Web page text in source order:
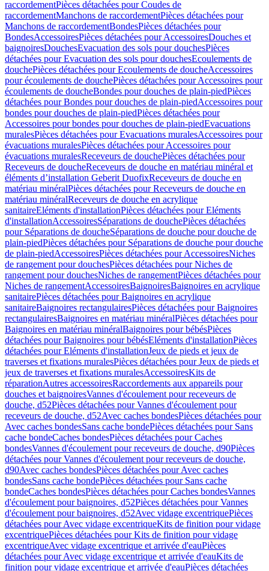
raccordementPièces détachées pour Coudes de
raccordementManchons de raccordementPièces détachées pour
Manchons de raccordementBondesPièces détachées pour
BondesAccessoiresPièces détachées pour AccessoiresDouches et
baignoiresDouchesEvacuation des sols pour douchesPièces
détachées pour Evacuation des sols pour douchesEcoulements de
douchePièces détachées pour Ecoulements de doucheAccessoires
pour écoulements de douchePièces détachées pour Accessoires pour
écoulements de doucheBondes pour douches de plain-piedPièces
détachées pour Bondes pour douches de plain-piedAccessoires pour
bondes pour douches de plain-piedPièces détachées pour
Accessoires pour bondes pour douches de plain-piedEvacuations
muralesPièces détachées pour Evacuations muralesAccessoires pour
évacuations muralesPièces détachées pour Accessoires pour
évacuations muralesReceveurs de douchePièces détachées pour
Receveurs de doucheReceveurs de douche en matériau minéral et
éléments d’installation Geberit DuofixReceveurs de douche en
matériau minéralPièces détachées pour Receveurs de douche en
matériau minéralReceveurs de douche en acrylique
sanitaireEléments d'installationPièces détachées pour Eléments
d'installationAccessoiresSéparations de douchePièces détachées
pour Séparations de doucheSéparations de douche pour douche de
plain-piedPièces détachées pour Séparations de douche pour douche
de plain-piedAccessoiresPièces détachées pour AccessoiresNiches
de rangement pour douchesPièces détachées pour Niches de
rangement pour douchesNiches de rangementPièces détachées pour
Niches de rangementAccessoiresBaignoiresBaignoires en acrylique
sanitairePièces détachées pour Baignoires en acrylique
sanitaireBaignoires rectangulairesPièces détachées pour Baignoires
rectangulairesBaignoires en matériau minéralPièces détachées pour
Baignoires en matériau minéralBaignoires pour bébésPièces
détachées pour Baignoires pour bébésEléments d'installationPièces
détachées pour Eléments d'installationJeux de pieds et jeux de
traverses et fixations muralesPièces détachées pour Jeux de pieds et
jeux de traverses et fixations muralesAccessoiresKits de
réparationAutres accessoiresRaccordements aux appareils pour
douches et baignoiresVannes d'écoulement pour receveurs de
douche, d52Pièces détachées pour Vannes d'écoulement pour
receveurs de douche, d52Avec caches bondesPièces détachées pour
Avec caches bondesSans cache bondePièces détachées pour Sans
cache bondeCaches bondesPièces détachées pour Caches
bondesVannes d'écoulement pour receveurs de douche, d90Pièces
détachées pour Vannes d'écoulement pour receveurs de douche,
d90Avec caches bondesPièces détachées pour Avec caches
bondesSans cache bondePièces détachées pour Sans cache
bondeCaches bondesPièces détachées pour Caches bondesVannes
d'écoulement pour baignoires, d52Pièces détachées pour Vannes
d'écoulement pour baignoires, d52Avec vidage excentriquePièces
détachées pour Avec vidage excentriqueKits de finition pour vidage
excentriquePièces détachées pour Kits de finition pour vidage
excentriqueAvec vidage excentrique et arrivée d'eauPièces
détachées pour Avec vidage excentrique et arrivée d'eauKits de
finition pour vidage excentrique et arrivée d'eauPièces détachées